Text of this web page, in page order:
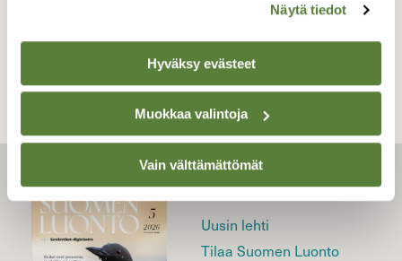
Näytä tiedot
Hyväksy evästeet
Muokkaa valintoja
Vain välttämättömät
LEHTI
Uusin lehti
Tilaa Suomen Luonto